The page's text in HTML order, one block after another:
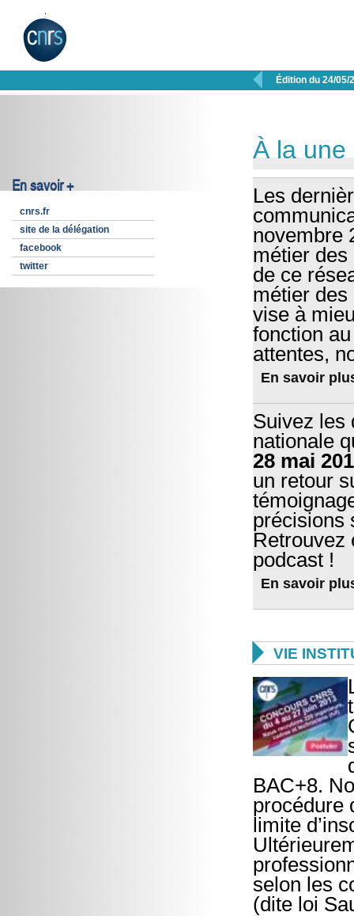
 Édition du 24/05/
En savoir +
cnrs.fr
site de la délégation
facebook
twitter
À la une
Les
novembre
métier
de ce
métier
vise à
fonction
attentes,
En savoir
Suivez les
nationale
28 mai
un retour
précisions
Retrouvez
podcast !
En savoir
 VIE
BAC+8.
procédure
limite
selon les
(dite loi